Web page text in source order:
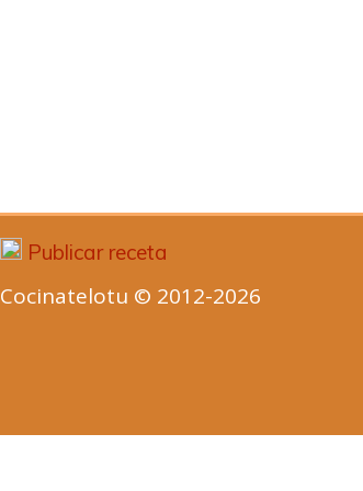
Publicar receta
Cocinatelotu © 2012-2026